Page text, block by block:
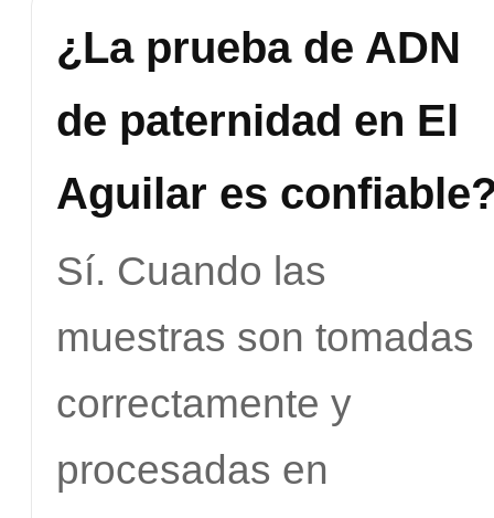
¿La prueba de ADN
de paternidad en El
Aguilar es
Sí. Cuando las
muestras son tomadas
correctamente y
procesadas en